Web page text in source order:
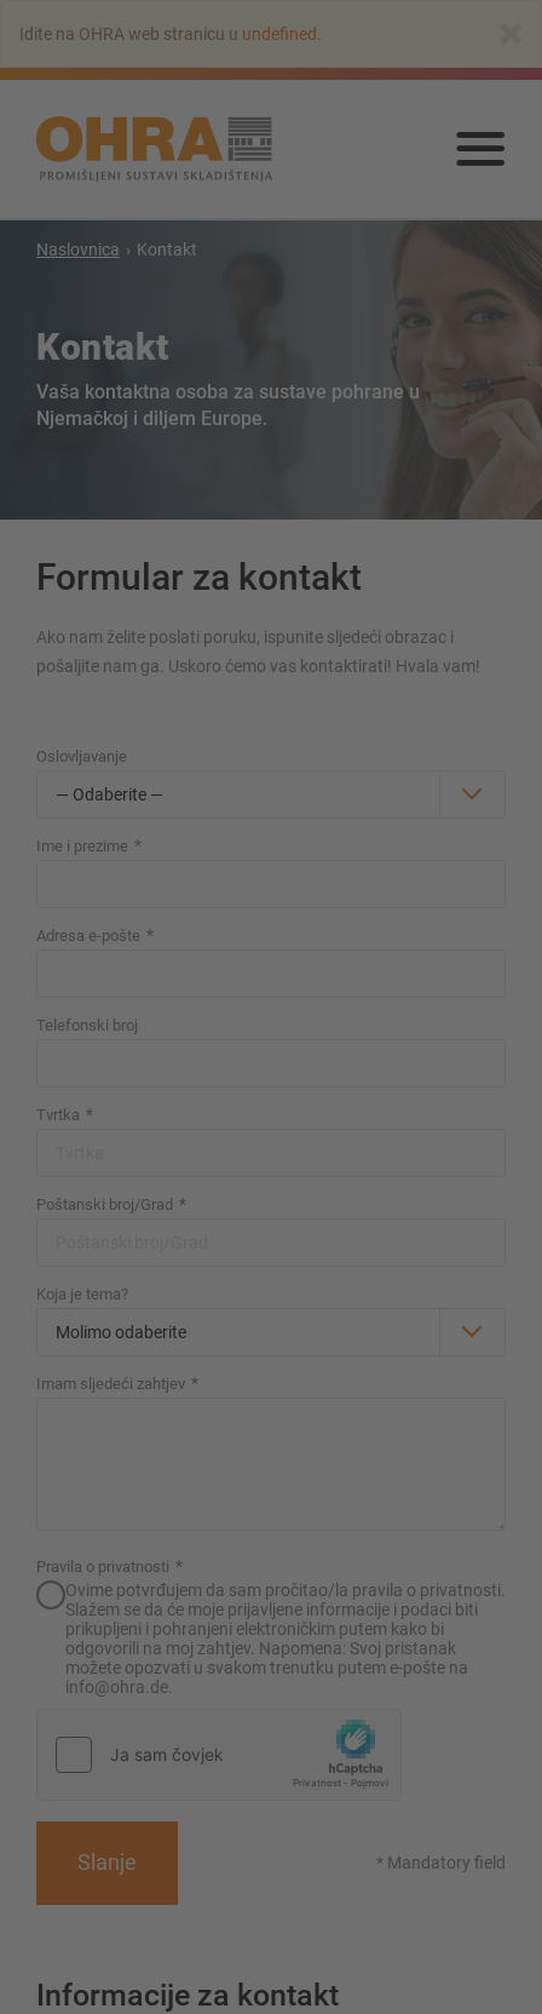
glavni
sadržaj
Idite na OHRA web stranicu u undefined
Na
Naslovnica Kontakt
Kontakt
Vaša kontaktna osoba za sustave pohrane u
Njemačkoj i diljem Europe.
Formular za kontakt
Ako nam želite poslati poruku, ispunite sljedeći obrazac i
pošaljite nam ga. Uskoro ćemo vas kontaktirati! Hvala vam!
Oslovljavanje
Ime i prezime *
Adresa e-pošte *
Telefonski broj
Tvrtka *
Poštanski broj/Grad *
Koja je tema?
Imam sljedeći zahtjev *
Pravila o privatnosti *
Ovime potvrđujem da sam pročitao/la pravila o privatnosti.
Slažem se da će moje prijavljene informacije i podaci biti
prikupljeni i pohranjeni elektroničkim putem kako bi
odgovorili na moj zahtjev. Napomena: Svoj pristanak
možete opozvati u svakom trenutku putem e-pošte na
info@ohra.de.
Slanje * Mandatory field
Informacije za kontakt
Konzolni regali
Konzolni regal jednostrani
Konzolni regal dvostrani
Konzolni regal za teske terete
Konzolni regal kao pokretni regali
SUSTAVI SKLADIŠTENJA
Regali na pokretnim kolicama
Skladišni podesti
konfiguratorima – uključujući izravni upit